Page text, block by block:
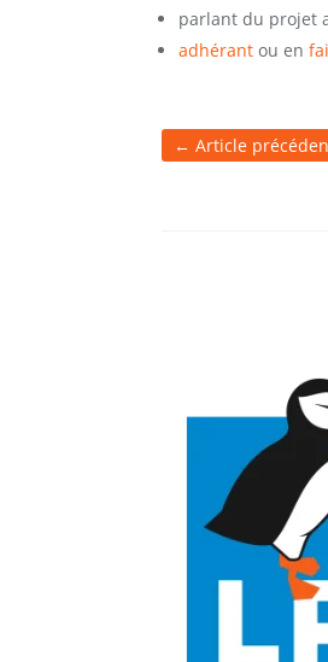
parlant du projet
adhérant ou en
←Article